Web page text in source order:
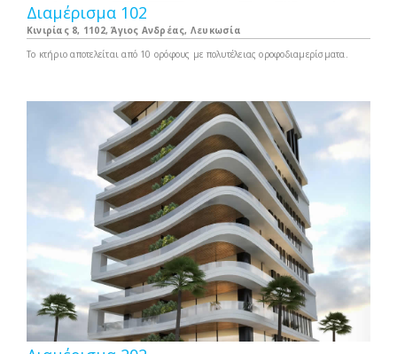
Διαμέρισμα 102
Κινιρίας 8, 1102, Άγιος Ανδρέας, Λευκωσία
Το κτήριο αποτελείται από 10 ορόφους με πολυτέλειας οροφοδιαμερίσματα.